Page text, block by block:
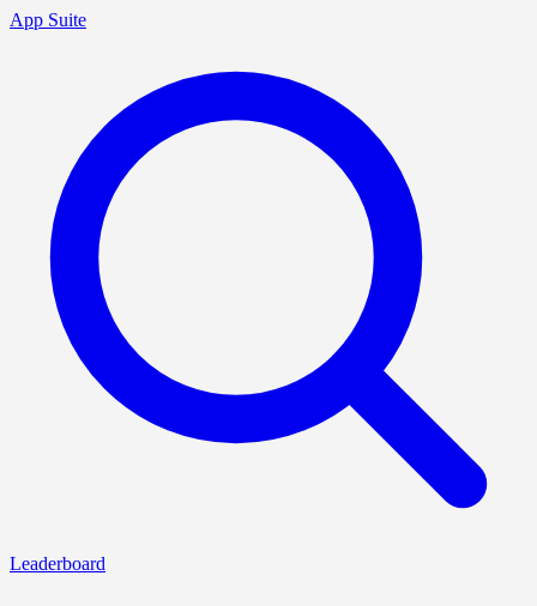
App Suite
Leaderboard